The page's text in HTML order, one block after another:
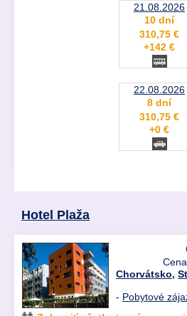
21.08.2026
10 dní
310,75 €
+142 €
22.08.2026
8 dní
310,75 €
+0 €
Hotel Plaža
Chorvátsko,
- Pobytové